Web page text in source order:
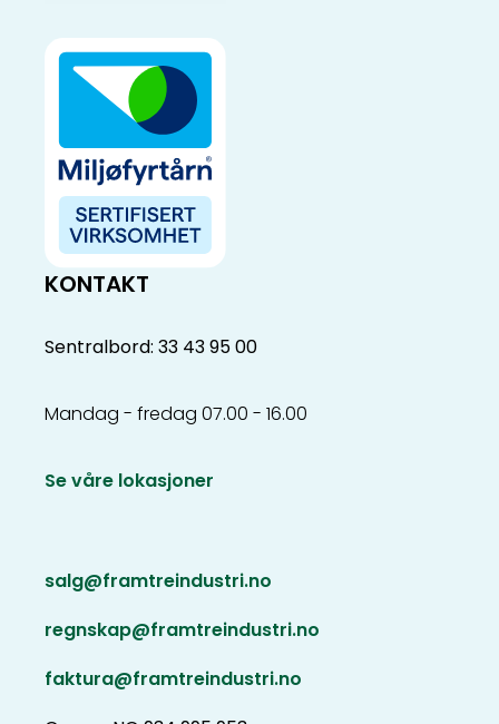
KONTAKT
Sentralbord: 33 43 95 00
Mandag - fredag 07.00 - 16.00
Se våre lokasjoner
salg@framtreindustri.no
regnskap@framtreindustri.no
faktura@framtreindustri.no